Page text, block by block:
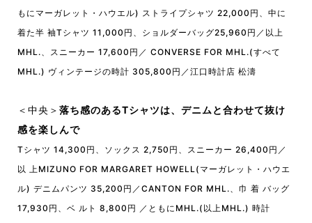
もにマーガレット・ハウエル) ストライプシャツ 22,000円、中に
着た半 袖Tシャツ 11,000円、ショルダーバッグ25,960円／以上
MHL.、スニーカー 17,600円／ CONVERSE FOR MHL.(すべて
MHL.) ヴィンテージの時計 305,800円／江口時計店 松濤
＜中央＞ 落ち感のあるTシャツは、デニムと合わせて抜け
感を楽しんで
Tシャツ 14,300円、ソックス 2,750円、スニーカー 26,400円／
以 上MIZUNO FOR MARGARET HOWELL(マーガレット・ハウエ
ル) デニムパンツ 35,200円／CANTON FOR MHL.、巾 着 バッグ
17,930円、ベ ルト 8,800円 ／ともにMHL.(以上MHL.) 時計